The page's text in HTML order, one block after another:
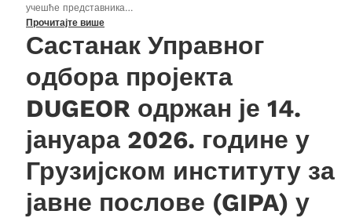
учешће представника…
Прочитајте више
Састанак Управног
одбора пројекта
DUGEOR одржан је 14.
јануара 2026. године у
Грузијском институту за
јавне послове (GIPA) у